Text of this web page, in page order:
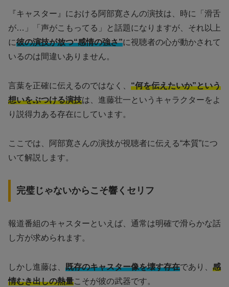
『キャスター』における阿部寛さんの演技は、時に「滑舌
が…」「声がこもってる」と話題になりますが、それ以上
に彼の演技が放つ“感情の強さ”に視聴者の心が動かされて
いるのは間違いありません。
言葉を正確に伝えるのではなく、 “何を伝えたいか”という
想いをぶつける演技は、進藤壮一というキャラクターをよ
り説得力ある存在にしています。
ここでは、阿部寛さんの演技が視聴者に伝える“本質”につ
いて解説します。
完璧じゃないからこそ響くセリフ
報道番組のキャスターといえば、通常は明確で滑らかな話
し方が求められます。
しかし進藤は、 既存のキャスター像を壊す存在であり、 感
情むき出しの熱量こそが彼の武器です。